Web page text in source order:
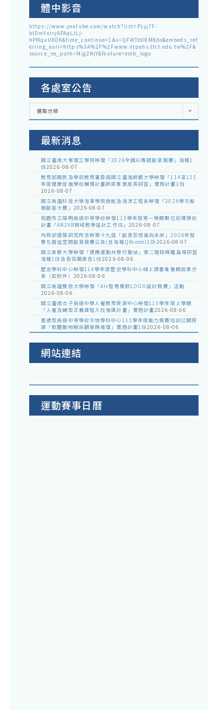
體中影音
https://www.youtube.com/watch?list=PLyj7F-
blDmYxiryAPAqLJLj-
hPMqaUKDK&time_continue=1&v=QFWTd08M8do&embeds_ref
erring_euri=https%3A%2F%2Fwww.ntpehs.ttct.edu.tw%2F&
source_ve_path=Mjg2NjY&feature=emb_logo
各處室公告
各
室
選取分類
最新消息
國立臺南大學理工學院辦理「2026全國AI專題創意競賽」海報1
份2026-08-07
教育部國民及學前教育署委請國立臺灣師範大學辦理「114至115
年度健康促進學校輔導計畫師資專業成長研習」實施計畫1份
2026-08-07
國立高雄科技大學海事學院造船及海洋工程系辦理「2026學生船
模創客大賽」 2026-08-07
桃園市立陽明高級中等學校辦理115學年度第一學期數位前導學校
計畫「AR2VR跨域教學設計工作坊」 2026-08-07
內政部建築研究所主辦第十九屆「創意狂想巢向未來」2026年智
慧化居住空間創意競賽公告(含海報QRcode)1份2026-08-07
國立東華大學辦理「適應運動共學行動站」第二階段與離島場研習
海報1份及各區簡章各1份2026-08-06
歷史學科中心辦理114學年度歷史學科中心線上讀書會暑期成果分
享（如附件） 2026-08-06
國立高雄餐旅大學辦理「AI+智慧餐飲LOGO設計競賽」活動
2026-08-06
國立臺南女子高級中學人權教育資源中心辦理115學年度上學期
「人權及轉型正義課程入校推廣計畫」實施計畫2026-08-06
普通型高級中等學校生物學科中心115學年度能力競賽培訓公開授
課「軟體動物解剖觀察與推理」實施計畫1份2026-08-06
網站連結
運動賽事日曆